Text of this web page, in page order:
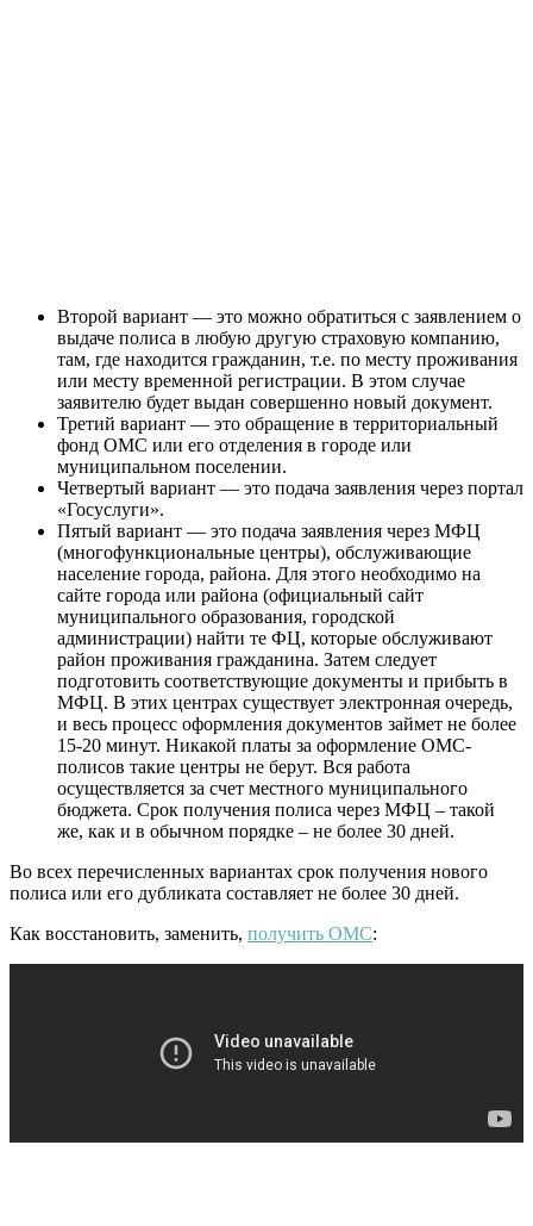
Второй вариант — это можно обратиться с заявлением о
выдаче полиса в любую другую страховую компанию,
там, где находится гражданин, т.е. по месту проживания
или месту временной регистрации. В этом случае
заявителю будет выдан совершенно новый документ.
Третий вариант — это обращение в территориальный
фонд ОМС или его отделения в городе или
муниципальном поселении.
Четвертый вариант — это подача заявления через портал
«Госуслуги».
Пятый вариант — это подача заявления через МФЦ
(многофункциональные центры), обслуживающие
население города, района. Для этого необходимо на
сайте города или района (официальный сайт
муниципального образования, городской
администрации) найти те ФЦ, которые обслуживают
район проживания гражданина. Затем следует
подготовить соответствующие документы и прибыть в
МФЦ. В этих центрах существует электронная очередь,
и весь процесс оформления документов займет не более
15-20 минут. Никакой платы за оформление ОМС-
полисов такие центры не берут. Вся работа
осуществляется за счет местного муниципального
бюджета. Срок получения полиса через МФЦ – такой
же, как и в обычном порядке – не более 30 дней.
Во всех перечисленных вариантах срок получения нового
полиса или его дубликата составляет не более 30 дней.
Как восстановить, заменить, получить ОМС: